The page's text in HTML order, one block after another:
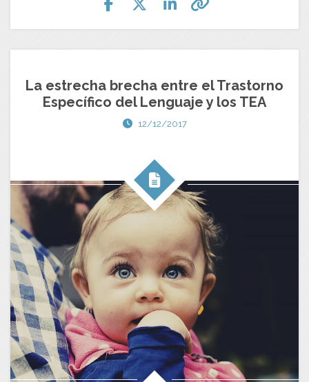
La estrecha brecha entre el Trastorno
Específico del Lenguaje y los TEA
12/12/2017